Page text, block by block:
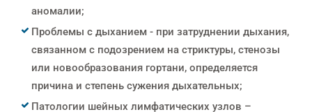
аномалии;
Проблемы с дыханием - при затруднении дыхания,
связанном с подозрением на стриктуры, стенозы
или новообразования гортани, определяется
причина и степень сужения дыхательных;
Патологии шейных лимфатических узлов –